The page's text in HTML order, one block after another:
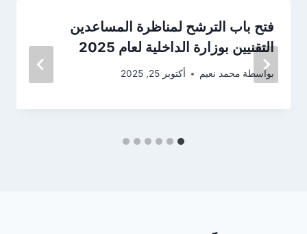
فتح باب الترشح لمناظرة المساعدين
التقنيين بوزارة الداخلية لعام 2025
بواسطة محمد نعيم أكتوبر 25, 2025